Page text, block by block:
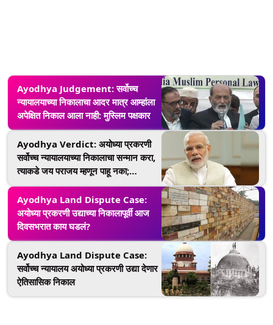
Ayodhya Judgement: सर्वोच्च
न्यायालयाच्या निकालाचा आदर मात्र आम्हांला
अपेक्षित निकाल आला नाही: मुस्लिम पक्षकार
Ayodhya Verdict: अयोध्या प्रकरणी
सर्वोच्च न्यायालयाच्या निकालाचा सन्मान करा,
त्याकडे जय पराजय म्हणून पाहू नका;
पंतप्रधान मोदी यांचे देशवासीयांना अवाहन
Ayodhya Land Dispute Case:
अयोध्या प्रकरणी उद्याच्या निकालापूर्वी आज
दिवसभरात काय घडलं?
Ayodhya Land Dispute Case:
सर्वोच्च न्यायालय अयोध्या प्रकरणी उद्या देणार
ऐतिसासिक निकाल